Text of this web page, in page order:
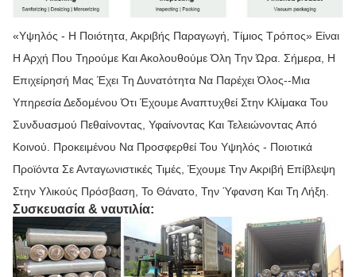
«Υψηλός - Η Ποιότητα, Ακριβής Παραγωγή, Τίμιος Τρόπος» Είναι
Η Αρχή Που Τηρούμε Και Ακολουθούμε Όλη Την Ώρα. Σήμερα, Η
Επιχείρησή Μας Έχει Τη Δυνατότητα Να Παρέχει Όλος--μια
Υπηρεσία Δεδομένου Ότι Έχουμε Αναπτυχθεί Στην Κλίμακα Του
Συνδυασμού Πεθαίνοντας, Υφαίνοντας Και Τελειώνοντας Από
Κοινού. Προκειμένου Να Προσφερθεί Του Υψηλός - Ποιοτικά
Προϊόντα Σε Ανταγωνιστικές Τιμές, Έχουμε Την Ακριβή Επίβλεψη
Στην Υλικούς Πρόσβαση, Το Θάνατο, Την Ύφανση Και Τη Λήξη.
Συσκευασία & ναυτιλία: